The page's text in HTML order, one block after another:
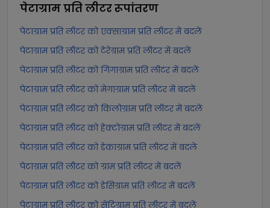
पेटाग्राम प्रति लीटररूपांतरण
पेटाग्राम प्रति लीटर को एक्साग्राम प्रति लीटर में बदलें
पेटाग्राम प्रति लीटर को टेरेग्राम प्रति लीटर में बदलें
पेटाग्राम प्रति लीटर को गिगाग्राम प्रति लीटर में बदलें
पेटाग्राम प्रति लीटर को मेगाग्राम प्रति लीटर में बदलें
पेटाग्राम प्रति लीटर को किलोग्राम प्रति लीटर में बदलें
पेटाग्राम प्रति लीटर को हेक्टोग्राम प्रति लीटर में बदलें
पेटाग्राम प्रति लीटर को डेकाग्राम प्रति लीटर में बदलें
पेटाग्राम प्रति लीटर को ग्राम प्रति लीटर में बदलें
पेटाग्राम प्रति लीटर को डेसिग्राम प्रति लीटर में बदलें
पेटाग्राम प्रति लीटर को सेंटिग्राम प्रति लीटर में बदलें